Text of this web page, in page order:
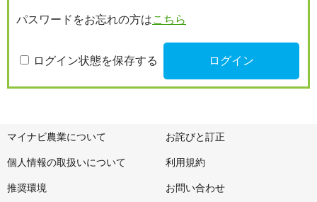
パスワードをお忘れの方はこちら
ログイン状態を保存する
マイナビ農業について お詫びと訂正
個人情報の取扱いについて 利用規約
推奨環境 お問い合わせ